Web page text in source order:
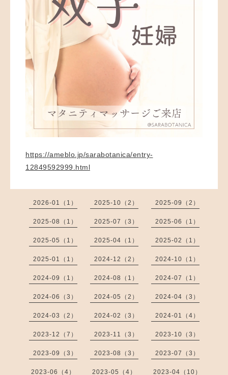
https://ameblo.jp/sarabotanica/entry-
12849592999.html
2026-01（1） 2025-10（2） 2025-09（2）
2025-08（1） 2025-07（3） 2025-06（1）
2025-05（1） 2025-04（1） 2025-02（1）
2025-01（1） 2024-12（2） 2024-10（1）
2024-09（1） 2024-08（1） 2024-07（1）
2024-06（3） 2024-05（2） 2024-04（3）
2024-03（2） 2024-02（3） 2024-01（4）
2023-12（7） 2023-11（3） 2023-10（3）
2023-09（3） 2023-08（3） 2023-07（3）
2023-06（4） 2023-05（4） 2023-04（10）